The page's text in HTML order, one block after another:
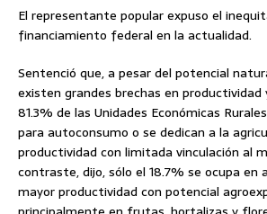
El representante popular expuso el
financiamiento federal en la actualidad.
Sentenció que, a pesar del potencial
existen grandes brechas en productividad
81.3% de las Unidades Económicas
para autoconsumo o se dedican a la
productividad con limitada vinculación al
contraste, dijo, sólo el 18.7% se ocupa en
mayor productividad con potencial